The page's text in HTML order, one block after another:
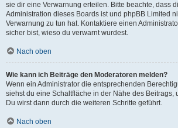
sie dir eine Verwarnung erteilen. Bitte beachte, dass
Administration dieses Boards ist und phpBB Limited
Verwarnung zu tun hat. Kontaktiere einen
sicher bist, wieso du verwarnt wurdest.
Nach oben
Wie kann ich Beiträge den Moderatoren melden?
Wenn ein Administrator die entsprechenden
siehst du eine Schaltfläche in der Nähe des Beitrags,
Du wirst dann durch die weiteren Schritte geführt.
Nach oben